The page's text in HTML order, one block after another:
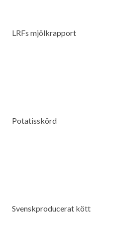
LRFs mjölkrapport
Potatisskörd
Svenskproducerat kött